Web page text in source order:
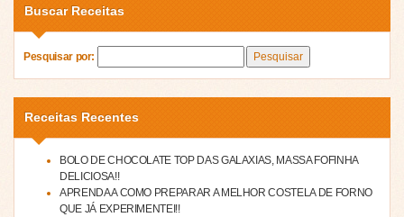
Buscar Receitas
Pesquisar por:
Receitas Recentes
BOLO DE CHOCOLATE TOP DAS GALAXIAS, MASSA FOFINHA
DELICIOSA!!
APRENDA A COMO PREPARAR A MELHOR COSTELA DE FORNO
QUE JÁ EXPERIMENTEI!!